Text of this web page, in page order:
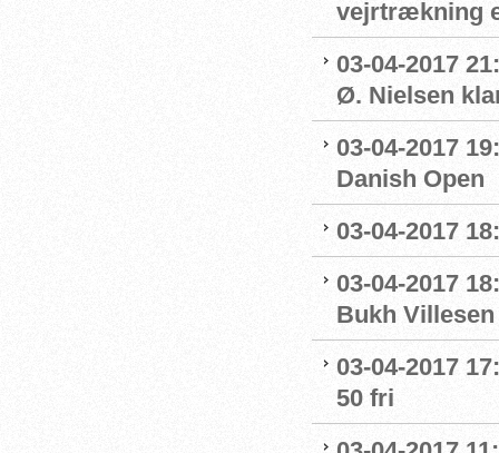
vejrtrækning
03-04-2017
Ø. Nielsen
03-04-2017
Danish Open
03-04-2017
03-04-2017
Bukh Villesen
03-04-2017
50 fri